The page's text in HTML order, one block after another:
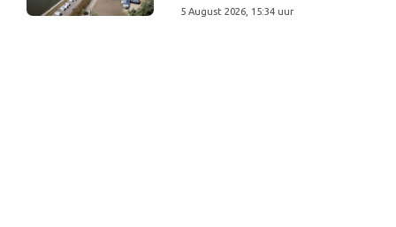
5 August 2026, 15:34 uur